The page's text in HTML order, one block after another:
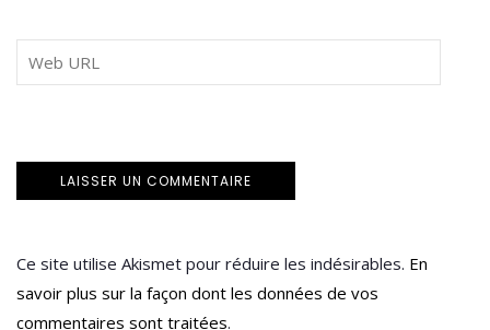
Ce site utilise Akismet pour réduire les indésirables. En
savoir plus sur la façon dont les données de vos
commentaires sont traitées.